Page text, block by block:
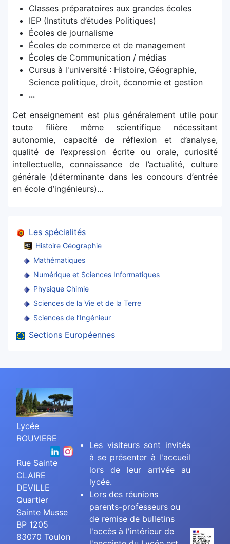
Classes préparatoires aux grandes écoles
IEP (Instituts d’études Politiques)
Écoles de journalisme
Écoles de commerce et de management
Écoles de Communication / médias
Cursus à l'université : Histoire, Géographie,
Science politique, droit, économie et gestion
...
Cet enseignement est plus généralement utile pour
toute filière même scientifique nécessitant
autonomie, capacité de réflexion et d’analyse,
qualité de l’expression écrite ou orale, curiosité
intellectuelle, connaissance de l’actualité, culture
générale (déterminante dans les concours d’entrée
en école d’ingénieurs)...
Les spécialités
Histoire Géographie
Mathématiques
Numérique et Sciences Informatiques
Physique Chimie
Sciences de la Vie et de la Terre
Sciences de l’Ingénieur
Sections Européennes
Lycée
ROUVIERE
Rue Sainte
CLAIRE
DEVILLE
Quartier
Sainte Musse
BP 1205
83070 Toulon
Les visiteurs sont invités
à se présenter à l'accueil
lors de leur arrivée au
lycée.
Lors des réunions
parents-professeurs ou
de remise de bulletins
l'accès à l'intérieur de